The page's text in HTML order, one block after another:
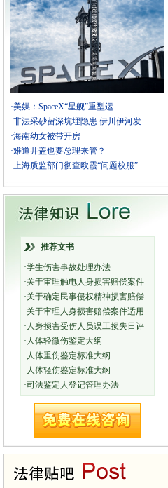
·美媒：SpaceX“星舰”重型运
·非法采砂留深坑埋隐患 伊川伊河发
·海南幼女被带开房
·难道井盖也要总理来管？
·上海质监部门彻查欧霞“问题校服”
推荐文书
·学生伤害事故处理办法
·关于审理触电人身损害赔偿案件
·关于确定民事侵权精神损害赔偿
·关于审理人身损害赔偿案件适用
·人身损害受伤人员误工损失日评
·人体轻微伤鉴定大纲
·人体重伤鉴定标准大纲
·人体轻伤鉴定标准大纲
·司法鉴定人登记管理办法